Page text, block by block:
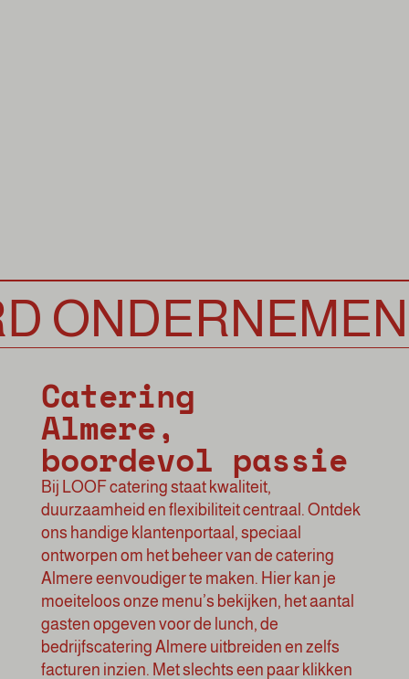
Catering
Almere,
boordevol passie
Bij LOOF catering staat kwaliteit,
duurzaamheid en flexibiliteit centraal. Ontdek
ons handige klantenportaal, speciaal
ontworpen om het beheer van de catering
Almere eenvoudiger te maken. Hier kan je
moeiteloos onze menu’s bekijken, het aantal
gasten opgeven voor de lunch, de
bedrijfscatering Almere uitbreiden en zelfs
facturen inzien. Met slechts een paar klikken